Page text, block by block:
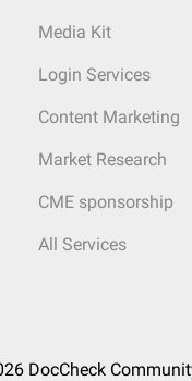
Media Kit
Login Services
Content Marketing
Market Research
CME sponsorship
All Services
DocCheck